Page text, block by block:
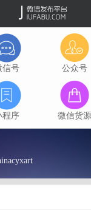
信号 公众号
程序 微信货源